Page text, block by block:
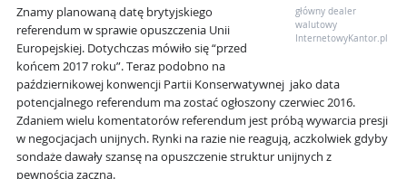
główny dealer
walutowy
InternetowyKantor.pl
Znamy planowaną datę brytyjskiego
referendum w sprawie opuszczenia Unii
Europejskiej. Dotychczas mówiło się “przed
końcem 2017 roku”. Teraz podobno na
październikowej konwencji Partii Konserwatywnej jako data
potencjalnego referendum ma zostać ogłoszony czerwiec 2016.
Zdaniem wielu komentatorów referendum jest próbą wywarcia presji
w negocjacjach unijnych. Rynki na razie nie reagują, aczkolwiek gdyby
sondaże dawały szansę na opuszczenie struktur unijnych z
pewnością zaczną.